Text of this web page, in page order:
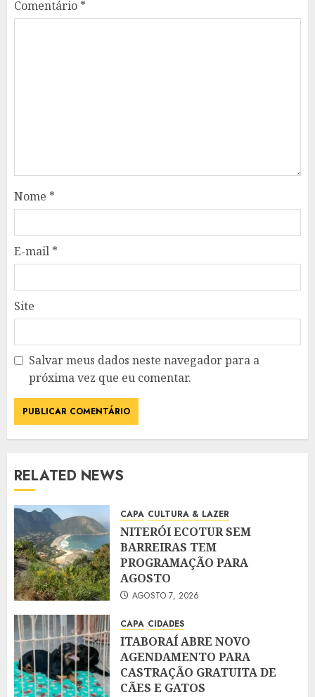
Comentário *
Nome *
E-mail *
Site
Salvar meus dados neste navegador para a
próxima vez que eu comentar.
RELATED NEWS
CAPA CULTURA & LAZER
NITERÓI ECOTUR SEM
BARREIRAS TEM
PROGRAMAÇÃO PARA
AGOSTO
AGOSTO 7, 2026
CAPA CIDADES
ITABORAÍ ABRE NOVO
AGENDAMENTO PARA
CASTRAÇÃO GRATUITA DE
CÃES E GATOS